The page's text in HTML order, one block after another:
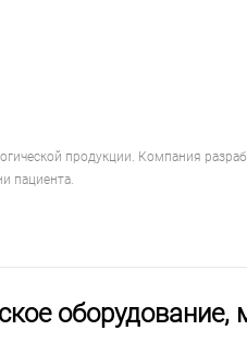
продукции. Компания
пациента.